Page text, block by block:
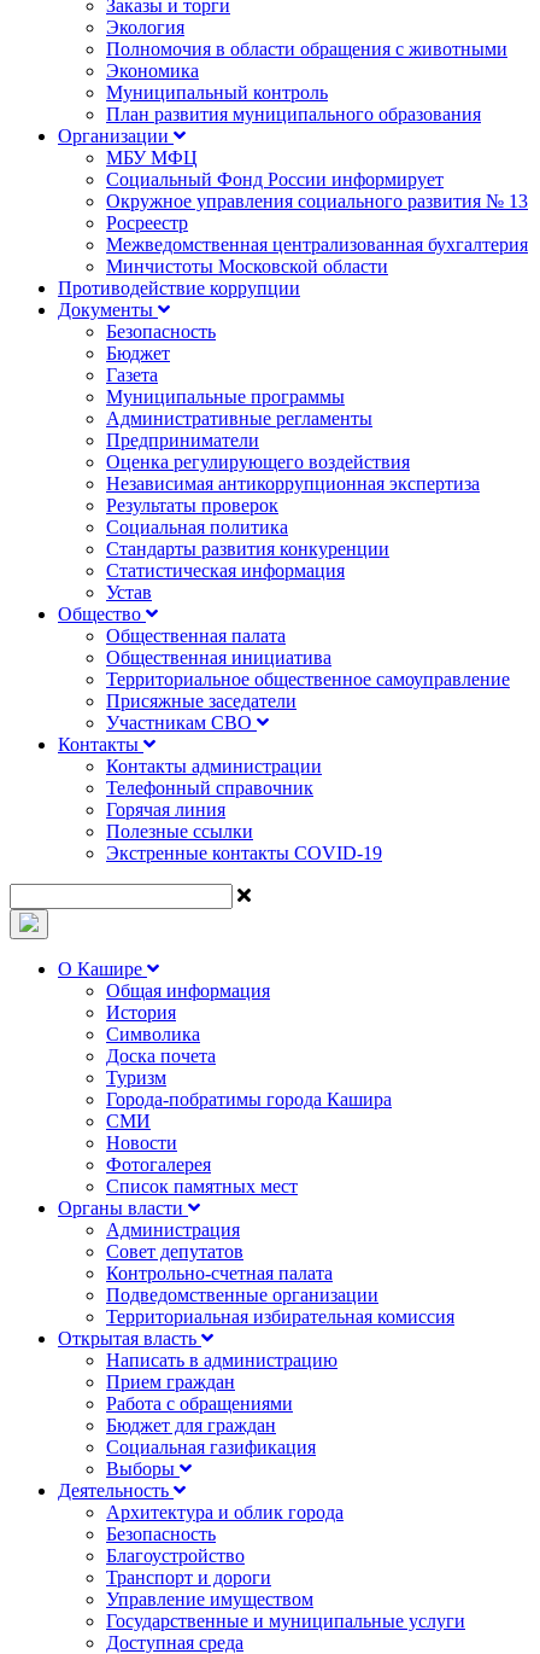
Заказы и торги
Экология
Полномочия в области обращения с животными
Экономика
Муниципальный контроль
План развития муниципального образования
Организации
МБУ МФЦ
Социальный Фонд России информирует
Окружное управления социального развития № 13
Росреестр
Межведомственная централизованная бухгалтерия
Минчистоты Московской области
Противодействие коррупции
Документы
Безопасность
Бюджет
Газета
Муниципальные программы
Административные регламенты
Предприниматели
Оценка регулирующего воздействия
Независимая антикоррупционная экспертиза
Результаты проверок
Социальная политика
Стандарты развития конкуренции
Статистическая информация
Устав
Общество
Общественная палата
Общественная инициатива
Территориальное общественное самоуправление
Присяжные заседатели
Участникам СВО
Контакты
Контакты администрации
Телефонный справочник
Горячая линия
Полезные ссылки
Экстренные контакты COVID-19
О Кашире
Общая информация
История
Символика
Доска почета
Туризм
Города-побратимы города Кашира
СМИ
Новости
Фотогалерея
Список памятных мест
Органы власти
Администрация
Совет депутатов
Контрольно-счетная палата
Подведомственные организации
Территориальная избирательная комиссия
Открытая власть
Написать в администрацию
Прием граждан
Работа с обращениями
Бюджет для граждан
Социальная газификация
Выборы
Деятельность
Архитектура и облик города
Безопасность
Благоустройство
Транспорт и дороги
Управление имуществом
Государственные и муниципальные услуги
Доступная среда